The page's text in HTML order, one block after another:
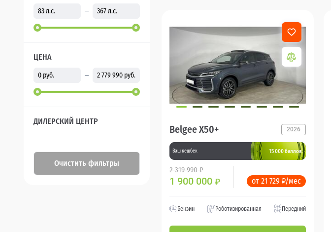
ЦЕНА
ДИЛЕРСКИЙ ЦЕНТР
Очистить фильтры
Belgee X50+ 2026
Ваш кешбек 15 000 баллов
2 319 990 ₽
1 900 000 ₽ от 21 729 ₽/мес
Бензин Роботизированная Передний